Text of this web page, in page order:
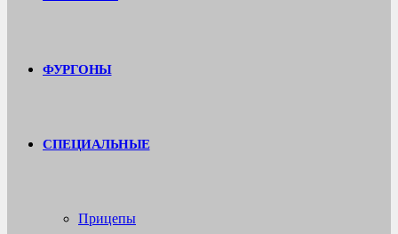
ФУРГОНЫ
СПЕЦИАЛЬНЫЕ
Прицепы